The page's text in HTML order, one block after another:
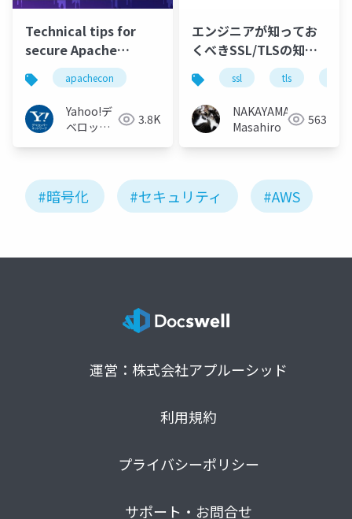
Technical tips for
secure Apache
Hadoop cluster
#ApacheConAsia
#ApacheCon
apachecon
Yahoo!デ
ベロッパ
3.8K
エンジニアが知ってお
くべきSSL/TLSの知識
(仮)
ssl tls
NAKAYAMA
Masahiro
563
#暗号化 #セキュリティ #AWS
運営：株式会社アプルーシッド
利用規約
プライバシーポリシー
サポート・お問合せ